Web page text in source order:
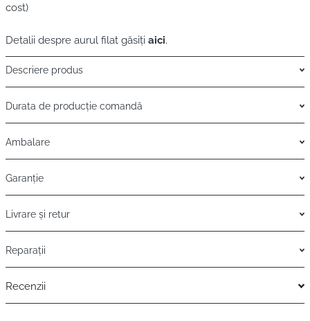
cost)
Detalii despre aurul filat găsiți aici.
Descriere produs
Durata de producție comandă
Ambalare
Garanție
Livrare și retur
Reparații
Recenzii